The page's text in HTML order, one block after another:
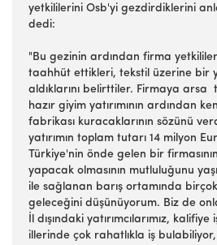
yetkililerini Osb'yi gezdirdiklerini
dedi:
"Bu gezinin ardından firma yetkilileri
taahhüt ettikleri, tekstil üzerine bir
aldıklarını belirttiler. Firmaya arsa
hazır giyim yatırımının ardından
fabrikası kuracaklarının sözünü
yatırımın toplam tutarı 14 milyon
Türkiye'nin önde gelen bir
yapacak olmasının mutluluğunu
ile sağlanan barış ortamında
geleceğini düşünüyorum. Biz de
İl dışındaki yatırımcılarımız,
illerinde çok rahatlıkla iş